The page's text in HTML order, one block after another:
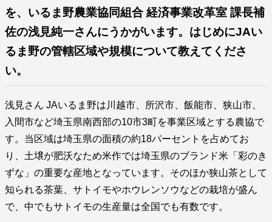
を、いるま野農業協同組合 経済事業改革室 課長補
佐の浅見純一さんにうかがいます。はじめにJAい
るま野の管轄区域や規模について教えてくださ
い。
浅見さん JAいるま野は川越市、所沢市、飯能市、狭山市、
入間市など埼玉県南西部の10市3町を事業区域とする農協で
す。当区域は埼玉県の面積の約18パーセントを占めてお
り、土壌が肥沃なため米作では埼玉県のブランド米「彩のき
ずな」の重要な産地となっています。そのほか狭山茶として
知られる茶葉、サトイモやホウレンソウなどの栽培が盛ん
で、中でもサトイモの生産量は全国でも有数です。